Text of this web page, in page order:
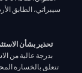
تحذير بشأن
تتعلق بالخسارة